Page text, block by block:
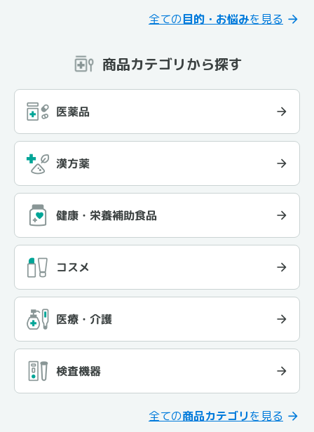
全ての目的・お悩みを見る
商品カテゴリから探す
医薬品
漢方薬
健康・栄養補助食品
コスメ
医療・介護
検査機器
全ての商品カテゴリを見る